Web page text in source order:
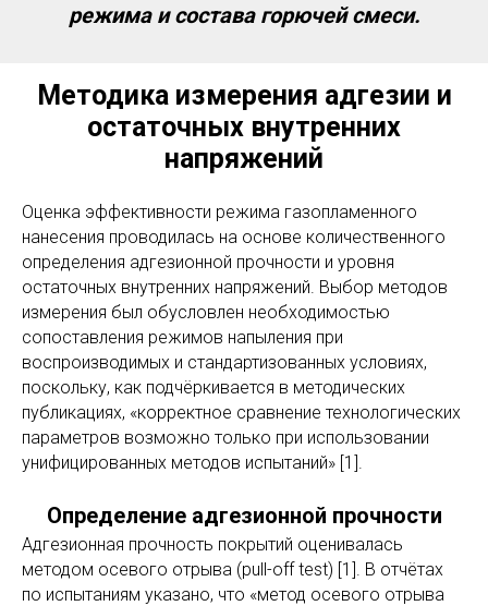
режима и состава горючей смеси.
Методика измерения адгезии и
остаточных внутренних
напряжений
Оценка эффективности режима газопламенного
нанесения проводилась на основе количественного
определения адгезионной прочности и уровня
остаточных внутренних напряжений. Выбор методов
измерения был обусловлен необходимостью
сопоставления режимов напыления при
воспроизводимых и стандартизованных условиях,
поскольку, как подчёркивается в методических
публикациях, «корректное сравнение технологических
параметров возможно только при использовании
унифицированных методов испытаний» [1].
Определение адгезионной прочности
Адгезионная прочность покрытий оценивалась
методом осевого отрыва (pull-off test) [1]. В отчётах
по испытаниям указано, что «метод осевого отрыва